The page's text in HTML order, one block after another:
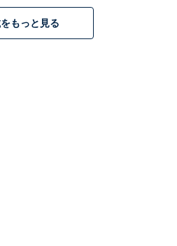
証/IPS非光沢/DP・
回転・高さ調節/AMD FreeSync/
もっと見る